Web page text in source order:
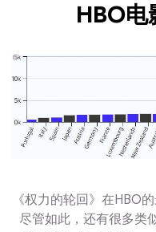
HBO电
《权力的轮回》在HBO
尽管如此，还有很多类